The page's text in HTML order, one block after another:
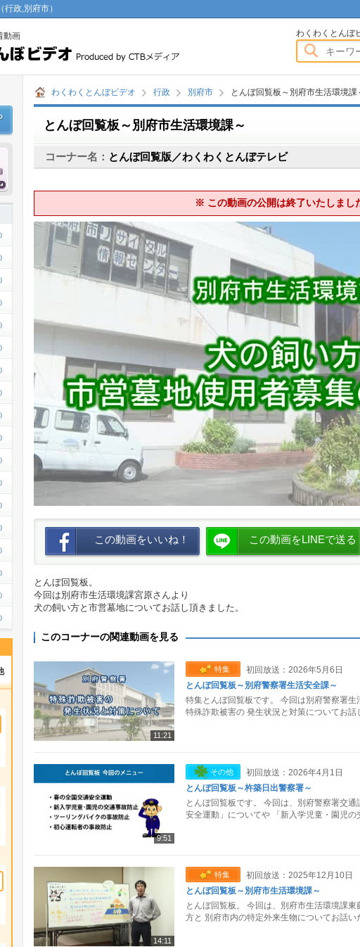
政,別府市）
動画 わくわくとんぼビデオわくわくとんぼ
わくわくとんぼビデオ 行政 別府市 とんぼ回覧板～別府市生活環境課
とんぼ回覧板～別府市生活環境課～
コーナー名： とんぼ回覧版／わくわくとんぼテレビ
※ この動画の公開は終了いたしまし
この動画をいいね！ この動画をLINEで送る
とんぼ回覧板。
今回は別府市生活環境課宮原さんより
犬の飼い方と市営墓地についてお話し頂きました。
このコーナーの関連動画を見る
11:21
特集
初回放送：2026年5月6日
とんぼ回覧板～別府警察署生活安全課～
特集とんぼ回覧板です。 今回は別府警察署
特殊詐欺被害の 発生状況と対策についてお話
9:51
その他
初回放送：2026年4月1日
とんぼ回覧板～杵築日出警察署～
とんぼ回覧板です。 今回は、別府警察署交
安全運動」についてや 「新入学児童・園児
14:11
特集
初回放送：2025年12月10日
とんぼ回覧板～別府市生活環境課～
とんぼ回覧板。 今回は、別府市生活環境課
方と 別府市内の特定外来生物についてお話い
日出 動画